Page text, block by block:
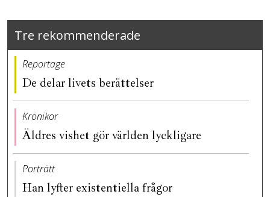
Tre rekommenderade
Reportage
De delar livets berättelser
Krönikor
Äldres vishet gör världen lyckligare
Porträtt
Han lyfter existentiella frågor